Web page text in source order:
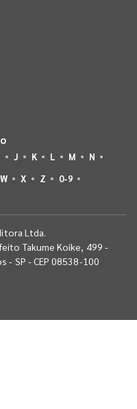
J K L M
N
W X Z 0-9
Ltda.
Takume Koike, 499 -
- SP - CEP 08538-100